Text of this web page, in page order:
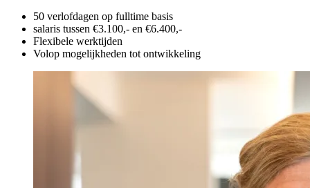
50 verlofdagen op fulltime basis
salaris tussen €3.100,- en €6.400,-
Flexibele werktijden
Volop mogelijkheden tot ontwikkeling